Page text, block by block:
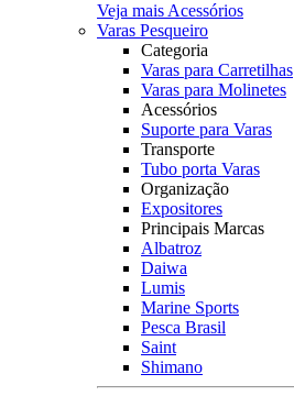
Veja mais Acessórios
Varas Pesqueiro
Categoria
Varas para Carretilhas
Varas para Molinetes
Acessórios
Suporte para Varas
Transporte
Tubo porta Varas
Organização
Expositores
Principais Marcas
Albatroz
Daiwa
Lumis
Marine Sports
Pesca Brasil
Saint
Shimano